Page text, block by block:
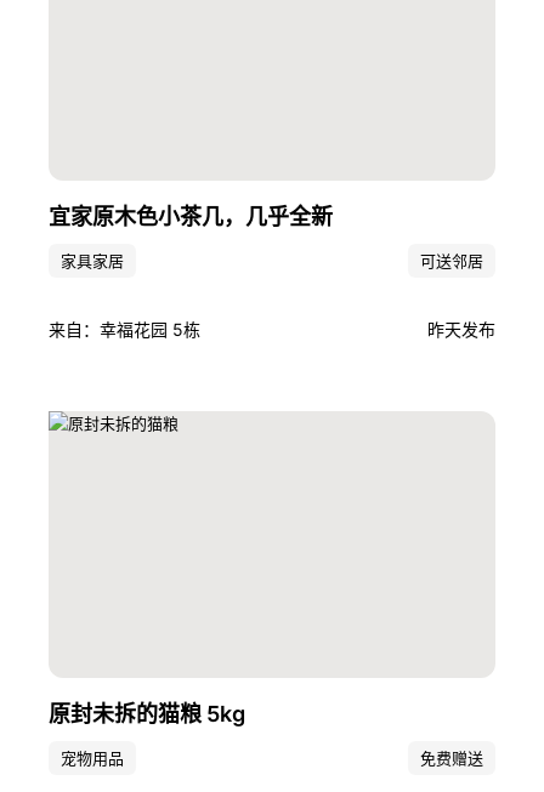
宜家原木色小茶几，几乎全新
家具家居 可送邻居
来自：幸福花园 5栋 昨天发布
原封未拆的猫粮 5kg
宠物用品 免费赠送